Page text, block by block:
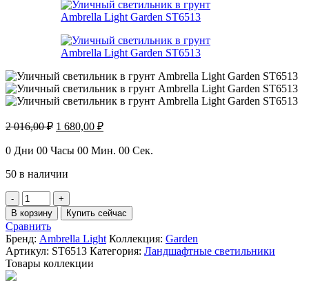
2 016,00₽ Первоначальная
составляла
016,00 ₽.
1 680,00 ₽Текущая
1
0 Дни 00 Часы 00 Мин. 00 Сек.
50 в наличии
Количество
товара
Уличный
светильник
в
грунт
Ambrella
В корзину Купить сейчас
Сравнить
Бренд: Ambrella Light Коллекция: Garden
Артикул: ST6513 Категория: Ландшафтные светильники
Товары коллекции